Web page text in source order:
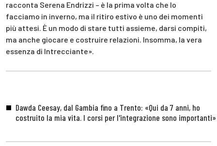
racconta Serena Endrizzi – è la prima volta che lo
facciamo in inverno, ma il ritiro estivo è uno dei momenti
più attesi. È un modo di stare tutti assieme, darsi compiti,
ma anche giocare e costruire relazioni. Insomma, la vera
essenza di Intrecciante».
Dawda Ceesay, dal Gambia fino a Trento: «Qui da 7 anni, ho
costruito la mia vita. I corsi per l'integrazione sono importanti»